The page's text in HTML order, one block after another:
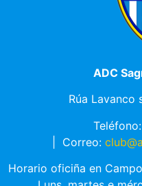
ADC
Rúa Lavanco
Teléfono:
Correo:
Horario oficiña en